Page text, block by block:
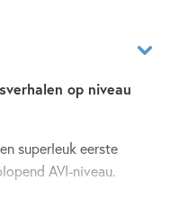
op niveau
superleuk eerste
AVI-niveau.